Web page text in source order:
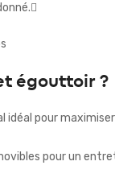
égouttoir ?
idéal pour maximiser
pour un